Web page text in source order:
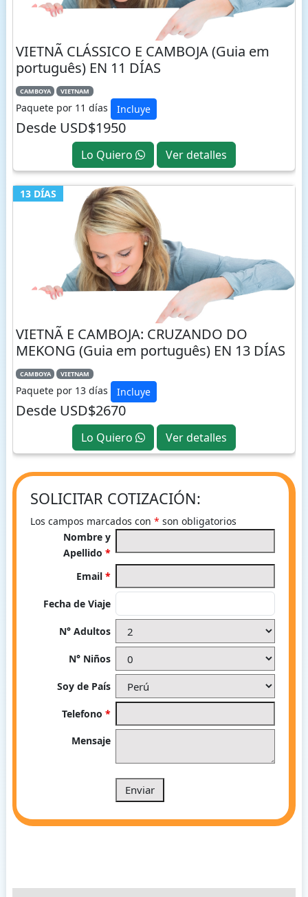
VIETNÃ CLÁSSICO E CAMBOJA (Guia em
português) EN 11 DÍAS
CAMBOYA VIETNAM
Paquete por 11 días Incluye
Desde USD$1950
Lo Quiero Ver detalles
13 DÍAS
VIETNÃ E CAMBOJA: CRUZANDO DO
MEKONG (Guia em português) EN 13 DÍAS
CAMBOYA VIETNAM
Paquete por 13 días Incluye
Desde USD$2670
Lo Quiero Ver detalles
SOLICITAR COTIZACIÓN:
Los campos marcados con * son obligatorios
Nombre y
Apellido*
Email*
Fecha de Viaje
N° Adultos
N° Niños
Soy de País
Telefono*
Mensaje